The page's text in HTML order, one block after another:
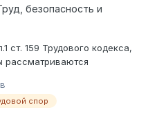
безопасность и
ст. 159 Трудового кодекса,
рассматриваются
согласительной
субъектов малого
спор